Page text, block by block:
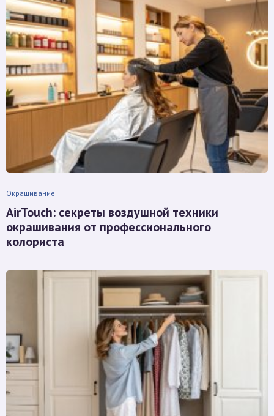
Окрашивание
AirTouch: секреты воздушной техники
окрашивания от профессионального
колориста